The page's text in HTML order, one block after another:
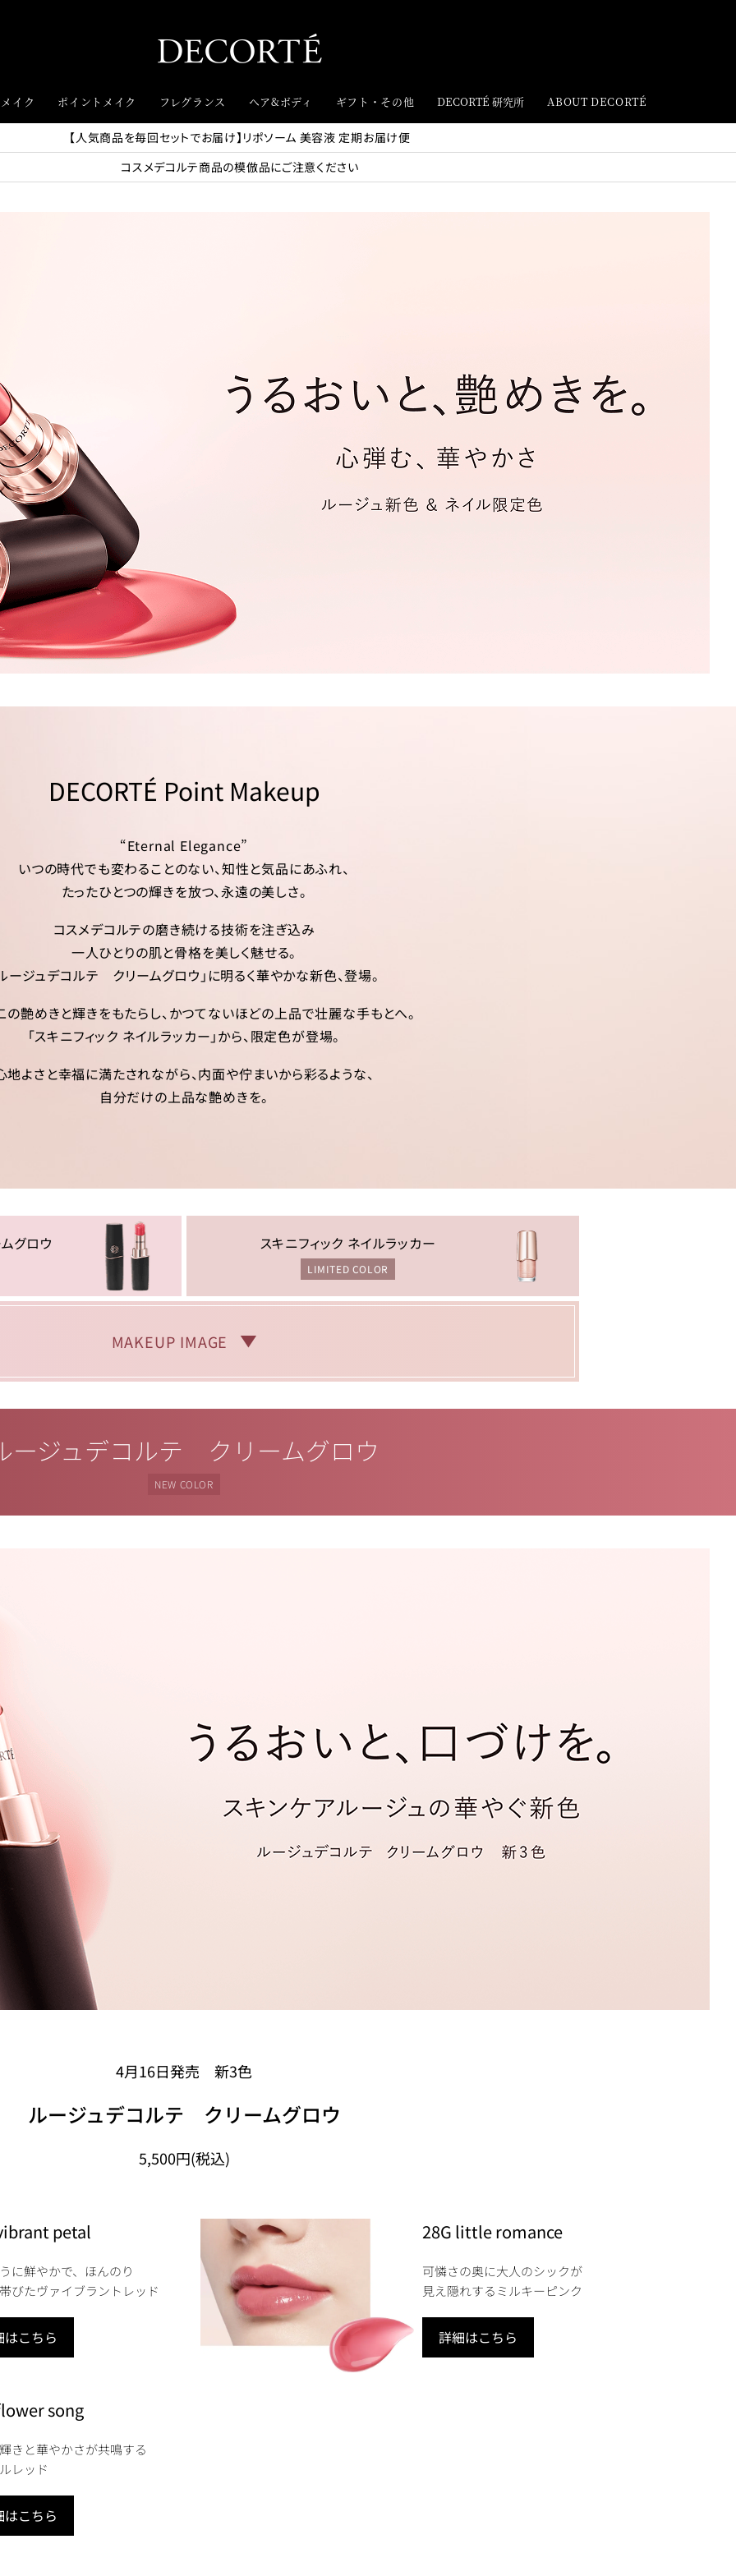
イク ポイントメイク フレグランス ヘア&ボディ ギフト・その他 DECORTÉ 研究所 ABOUT DECORTÉ
【人気商品を毎回セットでお届け】リポソーム 美容液 定期お届け便
コスメデコルテ商品の模倣品にご注意ください
DECORTÉ Point Makeup
“Eternal Elegance”
いつの時代でも変わることのない、知性と気品にあふれ、
たったひとつの輝きを放つ、永遠の美しさ。
コスメデコルテの磨き続ける技術を注ぎ込み
一人ひとりの肌と骨格を美しく魅せる。
ージュデコルテ クリームグロウ」に明るく華やかな新色、登場。
艶めきと輝きをもたらし、かつてないほどの上品で壮麗な手もとへ。
「スキニフィック ネイルラッカー」から、限定色が登場。
地よさと幸福に満たされながら、内面や佇まいから彩るような、
自分だけの上品な艶めきを。
グロウ スキニフィック ネイルラッカー
LIMITED COLOR
MAKEUP IMAGE
ージュデコルテ クリームグロウ
NEW COLOR
4月16日発売 新3色
ルージュデコルテ クリームグロウ
5,500円(税込)
petal
に鮮やかで、ほんのり
びたヴァイブラントレッド
はこちら
28G little romance
可憐さの奥に大人のシックが
見え隠れするミルキーピンク
詳細はこちら
song
きと華やかさが共鳴する
レッド
はこちら